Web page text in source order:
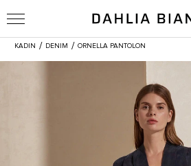
KADIN / DENIM / ORNELLA PANTOLON